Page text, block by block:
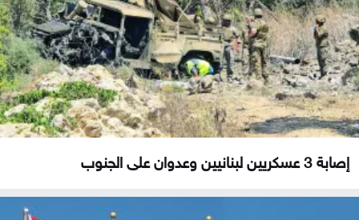
إصابة 3 عسكريين لبنانيين وعدوان على الجنوب